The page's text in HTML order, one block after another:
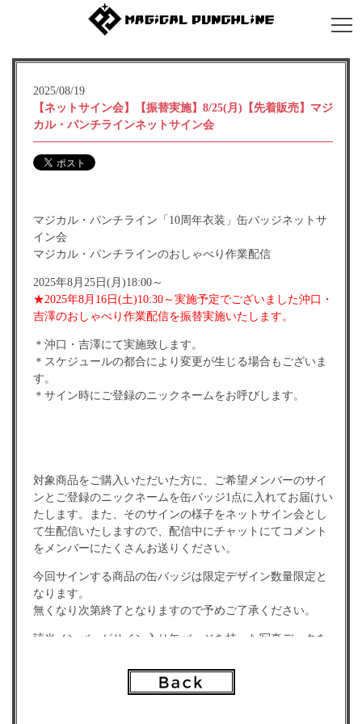
2025/08/19
【ネットサイン会】【振替実施】8/25(月)【先着販売】マジ
カル・パンチラインネットサイン会
マジカル・パンチライン「10周年衣装」缶バッジネットサ
イン会
マジカル・パンチラインのおしゃべり作業配信
2025年8月25日(月)18:00～
★2025年8月16日(土)10:30～実施予定でございました沖口・
吉澤のおしゃべり作業配信を振替実施いたします。
＊沖口・吉澤にて実施致します。
＊スケジュールの都合により変更が生じる場合もございま
す。
＊サイン時にご登録のニックネームをお呼びします。
対象商品をご購入いただいた方に、ご希望メンバーのサイ
ンとご登録のニックネームを缶バッジ1点に入れてお届けい
たします。また、そのサインの様子をネットサイン会とし
て生配信いたしますので、配信中にチャットにてコメント
をメンバーにたくさんお送りください。
今回サインする商品の缶バッジは限定デザイン数量限定と
なります。
無くなり次第終了となりますので予めご了承ください。
該当メンバーがサイン入り缶バッジを持った写真データを
また、コンプリートセットご購入の方には特典としてさら
にデジタルサイン&宛名入りのグループショットデータ